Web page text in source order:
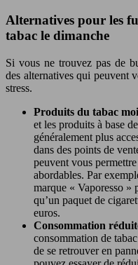
Alternatives pour les
tabac le dimanche
Si vous ne trouvez pas de
des alternatives qui peuvent
stress.
Produits du tabac
et les produits à base
généralement plus
dans des points de
peuvent vous
abordables. Par
marque « Vaporesso »
qu’un paquet de
euros.
Consommation
consommation de
de se retrouver en